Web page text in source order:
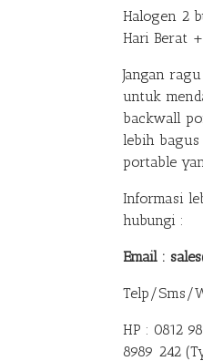
Halogen 2
Hari Berat
Jangan
untuk
backwall
lebih
portable
Informasi
hubungi :
Email :
Telp/Sms/
HP : 0812
8989 242